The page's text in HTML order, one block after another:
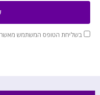
בשליחת הטופס המשתמש מאשר